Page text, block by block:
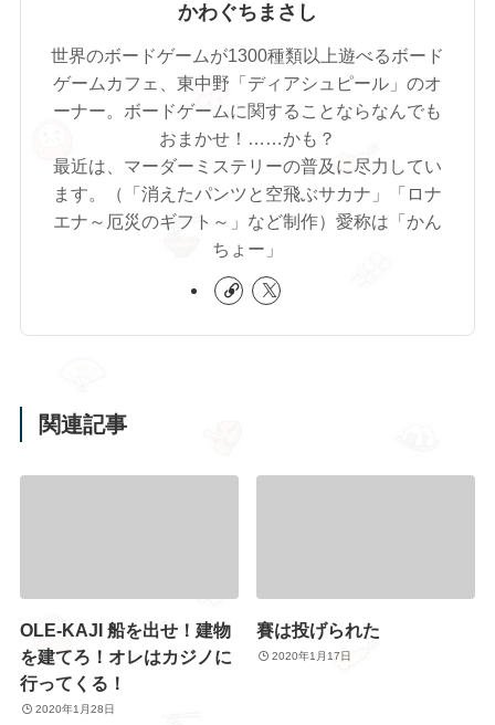
かわぐちまさし
世界のボードゲームが1300種類以上遊べるボード
ゲームカフェ、東中野「ディアシュピール」のオ
ーナー。ボードゲームに関することならなんでも
おまかせ！……かも？
最近は、マーダーミステリーの普及に尽力してい
ます。（「消えたパンツと空飛ぶサカナ」「ロナ
エナ～厄災のギフト～」など制作）愛称は「かん
ちょー」
関連記事
OLE-KAJI 船を出せ！建物
を建てろ！オレはカジノに
行ってくる！
2020年1月28日
賽は投げられた
2020年1月17日